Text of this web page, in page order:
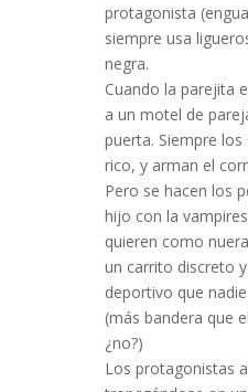
protagonista
siempre usa
negra.
Cuando la parejita
a un motel de
puerta. Siempre
rico, y arman el
Pero se hacen los
hijo con la
quieren como
un carrito discreto
deportivo que
(más bandera que
¿no?)
Los protagonistas